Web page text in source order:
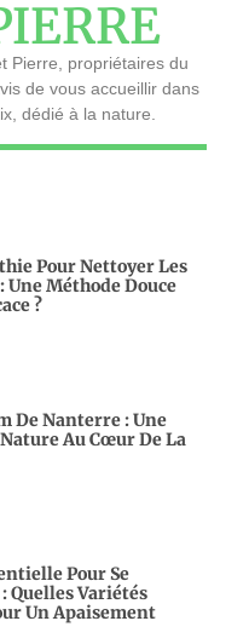
Pierre, propriétaires du
de vous accueillir dans
dédié à la nature.
Pour Nettoyer Les
Méthode Douce
?
De Nanterre : Une
Au Cœur De La
Pour Se
Quelles Variétés
Un Apaisement